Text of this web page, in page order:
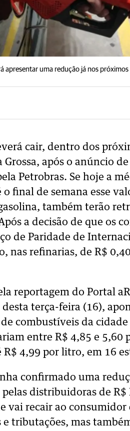
apresentar uma redução já nos próximos
cair, dentro dos
após o anúncio
Petrobras. Se hoje a
o final de semana esse
também terão
a decisão de que os
de Paridade de
nas refinarias, de R$
reportagem do Portal
terça-feira (16),
combustíveis da cidade
entre R$ 4,85 e 5,60
R$ 4,99 por litro, em 16
confirmado uma
distribuidoras de R$
vai recair ao consumidor
e tributações, mas